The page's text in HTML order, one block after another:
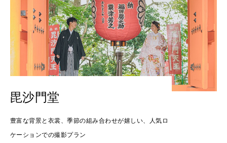
毘沙門堂
豊富な背景と衣裳、季節の組み合わせが嬉しい、人気ロ
ケーションでの撮影プラン